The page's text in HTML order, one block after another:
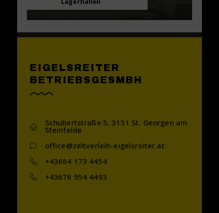
EIGELSREITER
BETRIEBSGESMBH
Schubertstraße 5, 3151 St. Georgen am
Steinfelde
office@zeltverleih-eigelsreiter.at
+43664 173 4454
+43676 954 4493